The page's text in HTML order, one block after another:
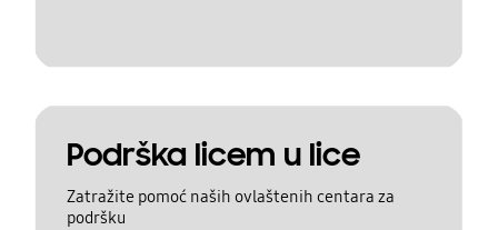
Podrška licem u lice
Zatražite pomoć naših ovlaštenih centara za
podršku